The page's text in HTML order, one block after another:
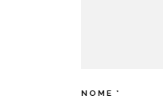
NOME *